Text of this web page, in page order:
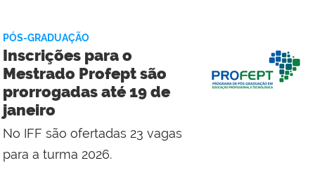
PÓS-GRADUAÇÃO
Inscrições para o
Mestrado Profept são
prorrogadas até 19 de
janeiro
No IFF são ofertadas 23 vagas
para a turma 2026.